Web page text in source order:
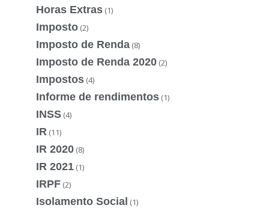
Horas Extras (1)
Imposto (2)
Imposto de Renda (8)
Imposto de Renda 2020 (2)
Impostos (4)
Informe de rendimentos (1)
INSS (4)
IR (11)
IR 2020 (8)
IR 2021 (1)
IRPF (2)
Isolamento Social (1)